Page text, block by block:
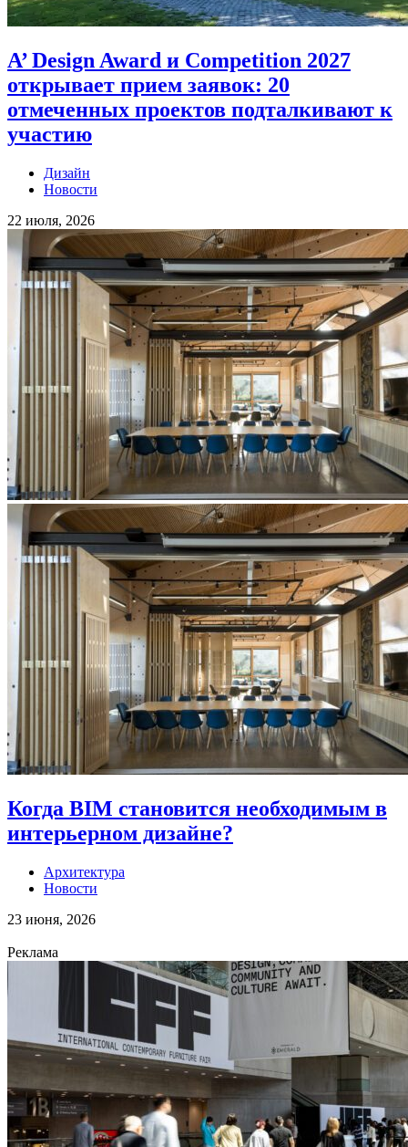
A’ Design Award и Competition 2027
открывает прием заявок: 20
отмеченных проектов подталкивают к
участию
Дизайн
Новости
22 июля, 2026
Когда BIM становится необходимым в
интерьерном дизайне?
Архитектура
Новости
23 июня, 2026
Реклама